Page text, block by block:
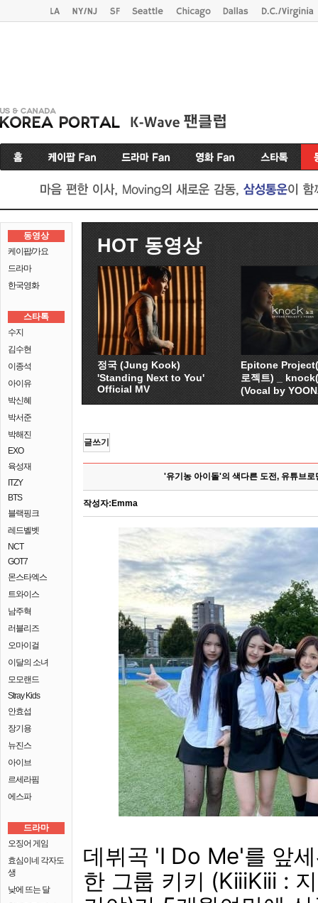
동영상
케이팝/가요
드라마
한국영화
스타톡
수지
김수현
이종석
아이유
박신혜
박서준
박해진
EXO
육성재
ITZY
BTS
블랙핑크
레드벨벳
NCT
GOT7
몬스타엑스
트와이스
남주혁
러블리즈
오마이걸
이달의 소녀
모모랜드
Stray Kids
안효섭
장기용
뉴진스
아이브
르세라핌
에스파
드라마
오징어 게임
효심이네 각자도
생
낮에 뜨는 달
HOT 동영상
정국 (Jung Kook)
'Standing Next to You'
Official MV
Epitone
로젝트) _
(Vocal by
글쓰기
'유기농 아이돌'의 색다른 도전, 유튜브로
작성자: Emma
데뷔곡 'I Do Me'를 앞
한 그룹 키키 (KiiiKiii :